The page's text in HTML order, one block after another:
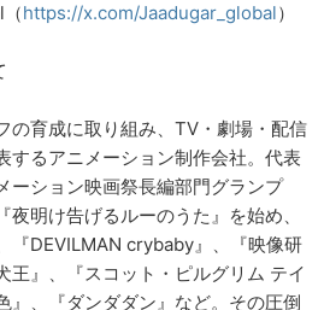
https://x.com/Jaadugar_global）
の育成に取り組み、TV・劇場・配信
するアニメーション制作会社。代表
ーション映画祭長編部門グランプ
夜明け告げるルーのうた』を始め、
『DEVILMAN crybaby』、『映像研
王』、『スコット・ピルグリム テイ
』、『ダンダダン』など。その圧倒